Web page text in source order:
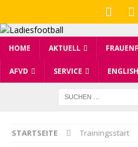
HOME AKTUELL
AFVD SERVICE ENGLISH
STARTSEITE Trainingsstart